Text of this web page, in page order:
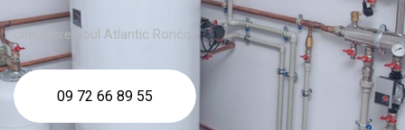
chaudière fioul Atlantic Roncq
09 72 66 89 55